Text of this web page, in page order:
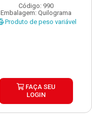
Código: 990
Embalagem: Quilograma
Produto de peso variável
FAÇA SEU
LOGIN